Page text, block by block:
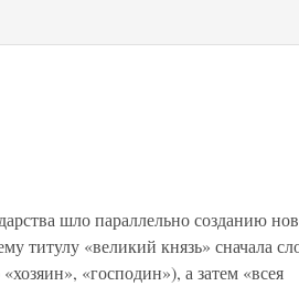
шло параллельно созданию
титулу «великий князь» сначала
«господин»), а затем «всея